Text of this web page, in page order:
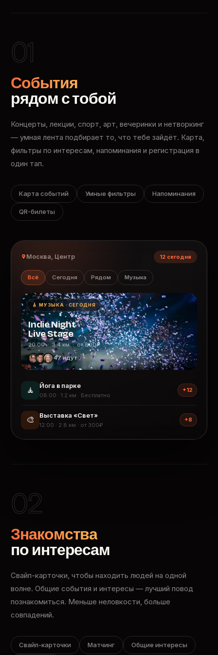
01
События
рядом с тобой
Концерты, лекции, спорт, арт, вечеринки и нетворкинг
— умная лента подбирает то, что тебе зайдёт. Карта,
фильтры по интересам, напоминания и регистрация в
один тап.
Карта событий Умные фильтры Напоминания
QR-билеты
Москва, Центр 12 сегодня
Всё Сегодня Рядом Музыка
🎸 МУЗЫКА · СЕГОДНЯ
Indie Night
Live Stage
20:00 · 3.4 км · от 800₽
47 идут
🧘 Йога в парке
08:00 · 1.2 км · Бесплатно
+12
🎨 Выставка «Свет»
12:00 · 2.8 км · от 300₽
+8
02
Знакомства
по интересам
Свайп-карточки, чтобы находить людей на одной
волне. Общие события и интересы — лучший повод
познакомиться. Меньше неловкости, больше
совпадений.
Свайп-карточки Матчинг Общие интересы